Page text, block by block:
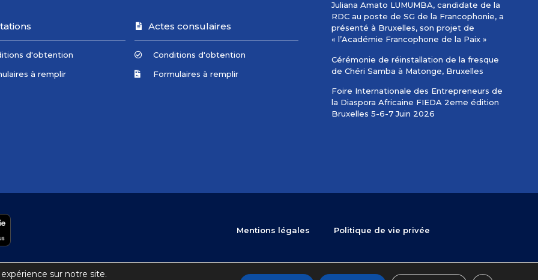
d'obtention
à remplir
Actes consulaires
Conditions d'obtention
Formulaires à remplir
Juliana Amato LUMUMBA, candidate de la
RDC au poste de SG de la Francophonie, a
présenté à Bruxelles, son projet de
« l’Académie Francophone de la Paix »
Cérémonie de réinstallation de la fresque
de Chéri Samba à Matonge, Bruxelles
Foire Internationale des Entrepreneurs de
la Diaspora Africaine FIEDA 2eme édition
Bruxelles 5-6-7 Juin 2026
Mentions légales Politique de vie privée
sur notre site.